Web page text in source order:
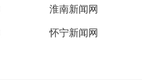
淮南新闻网
怀宁新闻网